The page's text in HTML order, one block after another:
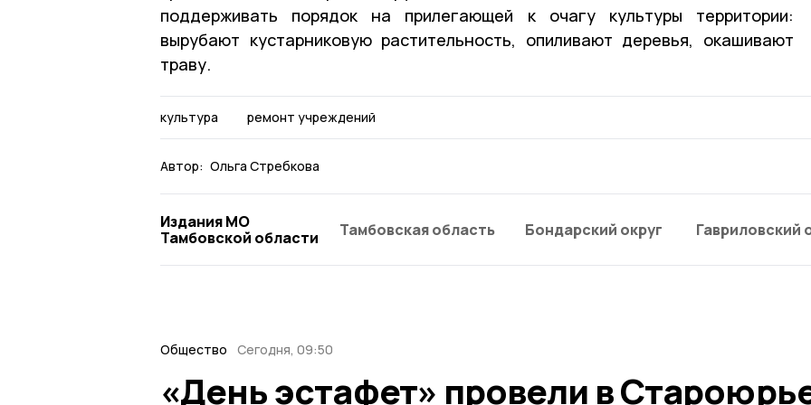
поддерживать порядок на прилегающей к очагу культуры территории:
вырубают кустарниковую растительность, опиливают деревья, окашивают
траву.
культура ремонт учреждений
Автор: Ольга Стребкова
Издания МО
Тамбовской области
Тамбовская область Бондарский округ Гавриловский
Общество Сегодня, 09:50
«День эстафет» провели в